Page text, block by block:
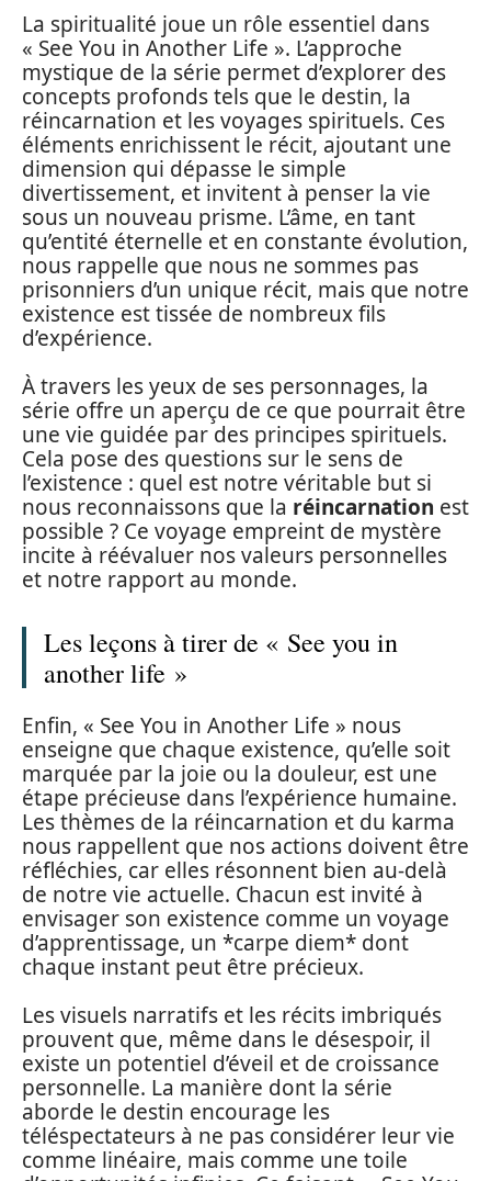
La spiritualité joue un rôle essentiel dans
« See You in Another Life ». L’approche
mystique de la série permet d’explorer des
concepts profonds tels que le destin, la
réincarnation et les voyages spirituels. Ces
éléments enrichissent le récit, ajoutant une
dimension qui dépasse le simple
divertissement, et invitent à penser la vie
sous un nouveau prisme. L’âme, en tant
qu’entité éternelle et en constante évolution,
nous rappelle que nous ne sommes pas
prisonniers d’un unique récit, mais que notre
existence est tissée de nombreux fils
d’expérience.
À travers les yeux de ses personnages, la
série offre un aperçu de ce que pourrait être
une vie guidée par des principes spirituels.
Cela pose des questions sur le sens de
l’existence : quel est notre véritable but si
nous reconnaissons que la réincarnation est
possible ? Ce voyage empreint de mystère
incite à réévaluer nos valeurs personnelles
et notre rapport au monde.
Les leçons à tirer de « See you in
another life »
Enfin, « See You in Another Life » nous
enseigne que chaque existence, qu’elle soit
marquée par la joie ou la douleur, est une
étape précieuse dans l’expérience humaine.
Les thèmes de la réincarnation et du karma
nous rappellent que nos actions doivent être
réfléchies, car elles résonnent bien au-delà
de notre vie actuelle. Chacun est invité à
envisager son existence comme un voyage
d’apprentissage, un *carpe diem* dont
chaque instant peut être précieux.
Les visuels narratifs et les récits imbriqués
prouvent que, même dans le désespoir, il
existe un potentiel d’éveil et de croissance
personnelle. La manière dont la série
aborde le destin encourage les
téléspectateurs à ne pas considérer leur vie
comme linéaire, mais comme une toile